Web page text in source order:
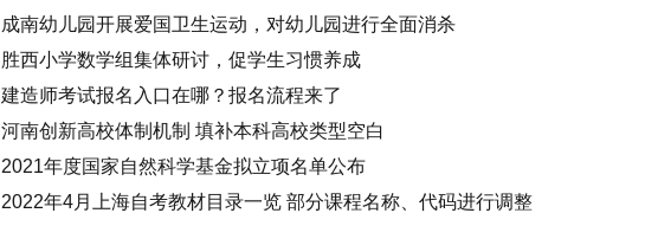
成南幼儿园开展爱国卫生运动，对幼儿园进行全面消杀
胜西小学数学组集体研讨，促学生习惯养成
建造师考试报名入口在哪？报名流程来了
河南创新高校体制机制 填补本科高校类型空白
2021年度国家自然科学基金拟立项名单公布
2022年4月上海自考教材目录一览 部分课程名称、代码进行调整